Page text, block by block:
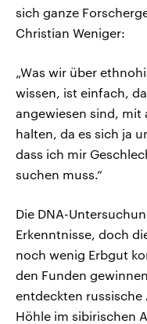
sich ganze
Christian Weniger:
„Was wir über
wissen, ist einfach,
angewiesen sind, mit
halten, da es sich ja
dass ich mir
suchen muss.“
Die DNA-
Erkenntnisse, doch
noch wenig Erbgut
den Funden
entdeckten russische
Höhle im sibirischen